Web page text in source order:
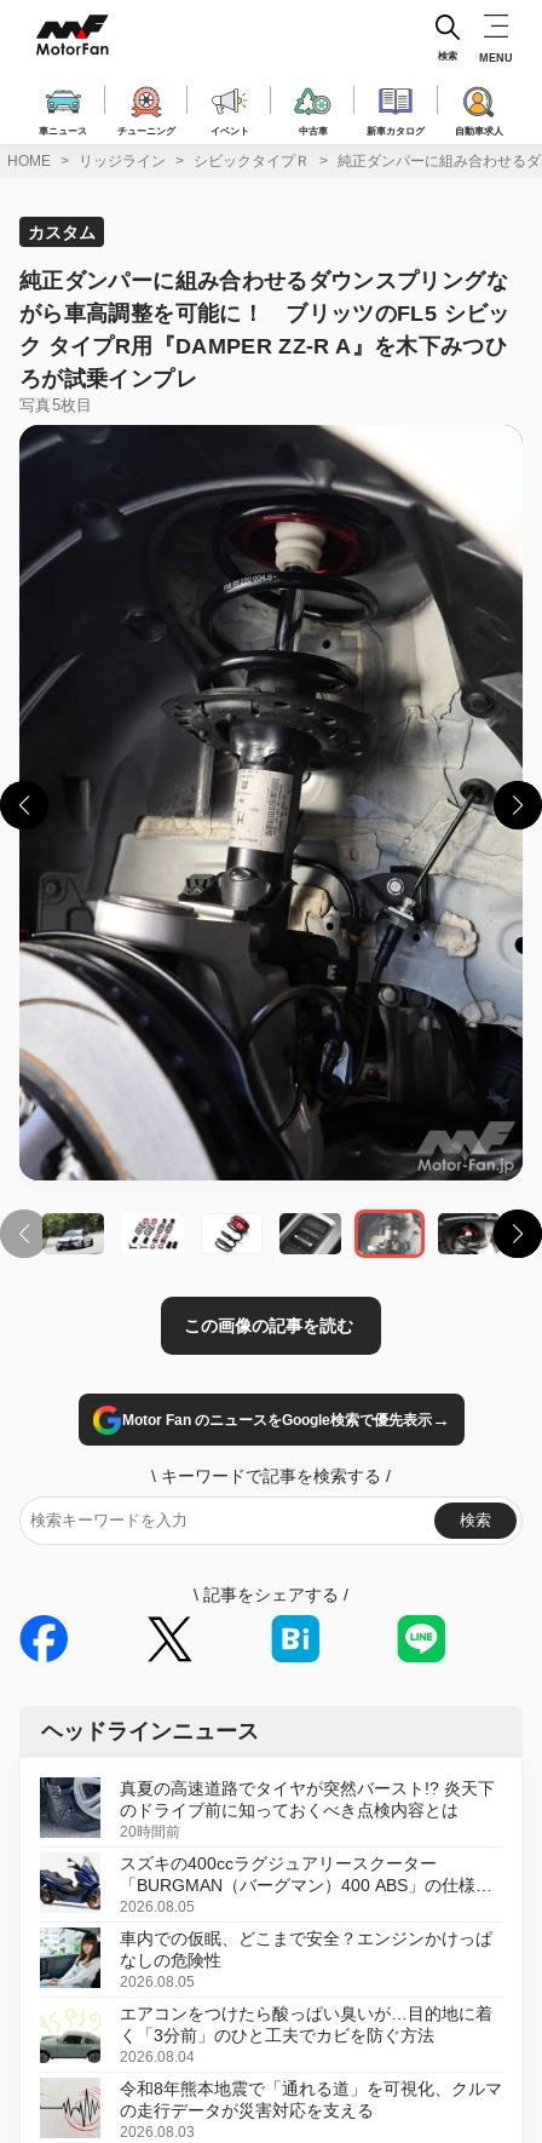
ス
車ニュース チューニング イベント 中古車 新車カタログ 自動車求人
検索 MENU
HOME リッジライン シビックタイプＲ 純正ダンパーに組み合わせる
カスタム
純正ダンパーに組み合わせるダウンスプリングな
がら車高調整を可能に！ ブリッツのFL5 シビッ
ク タイプR用『DAMPER ZZ-R A』を木下みつひ
ろが試乗インプレ
写真5枚目
この画像の記事を読む
Motor Fan のニュースをGoogle検索で優先表示→
\ キーワードで記事を検索する /
検索
\ 記事をシェアする /
ヘッドラインニュース
真夏の高速道路でタイヤが突然バースト!? 炎天下
のドライブ前に知っておくべき点検内容とは
20時間前
スズキの400ccラグジュアリースクーター
「BURGMAN（バーグマン）400 ABS」の仕様を
変更し、8月18日に発売
2026.08.05
車内での仮眠、どこまで安全？エンジンかけっぱ
なしの危険性
2026.08.05
エアコンをつけたら酸っぱい臭いが…目的地に着
く「3分前」のひと工夫でカビを防ぐ方法
2026.08.04
令和8年熊本地震で「通れる道」を可視化、クルマ
の走行データが災害対応を支える
2026.08.03